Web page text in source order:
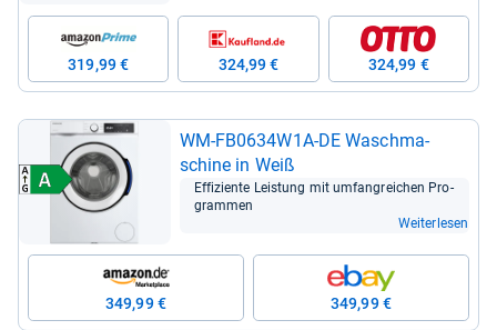
319,99 € 324,99 € 324,99 €
WM-​FB0634W1A-​DE Wasch­ma­
schine in Weiß
Effi­zi­ente Leis­tung mit umfang­rei­chen Pro­
gram­men
Weiterlesen
349,99 € 349,99 €